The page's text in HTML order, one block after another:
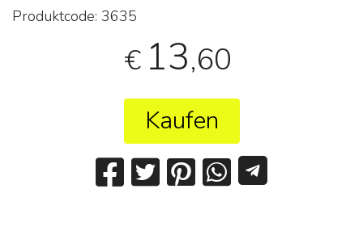
Produktcode:3635
€ 13,60
Kaufen